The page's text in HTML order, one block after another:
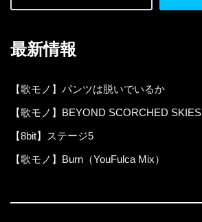
最新情報
【歌モノ】パンツは脱いでいるか
【歌モノ】BEYOND SCORCHED SKIES
【8bit】ステージ5
【歌モノ】Burn（YouFulca Mix）